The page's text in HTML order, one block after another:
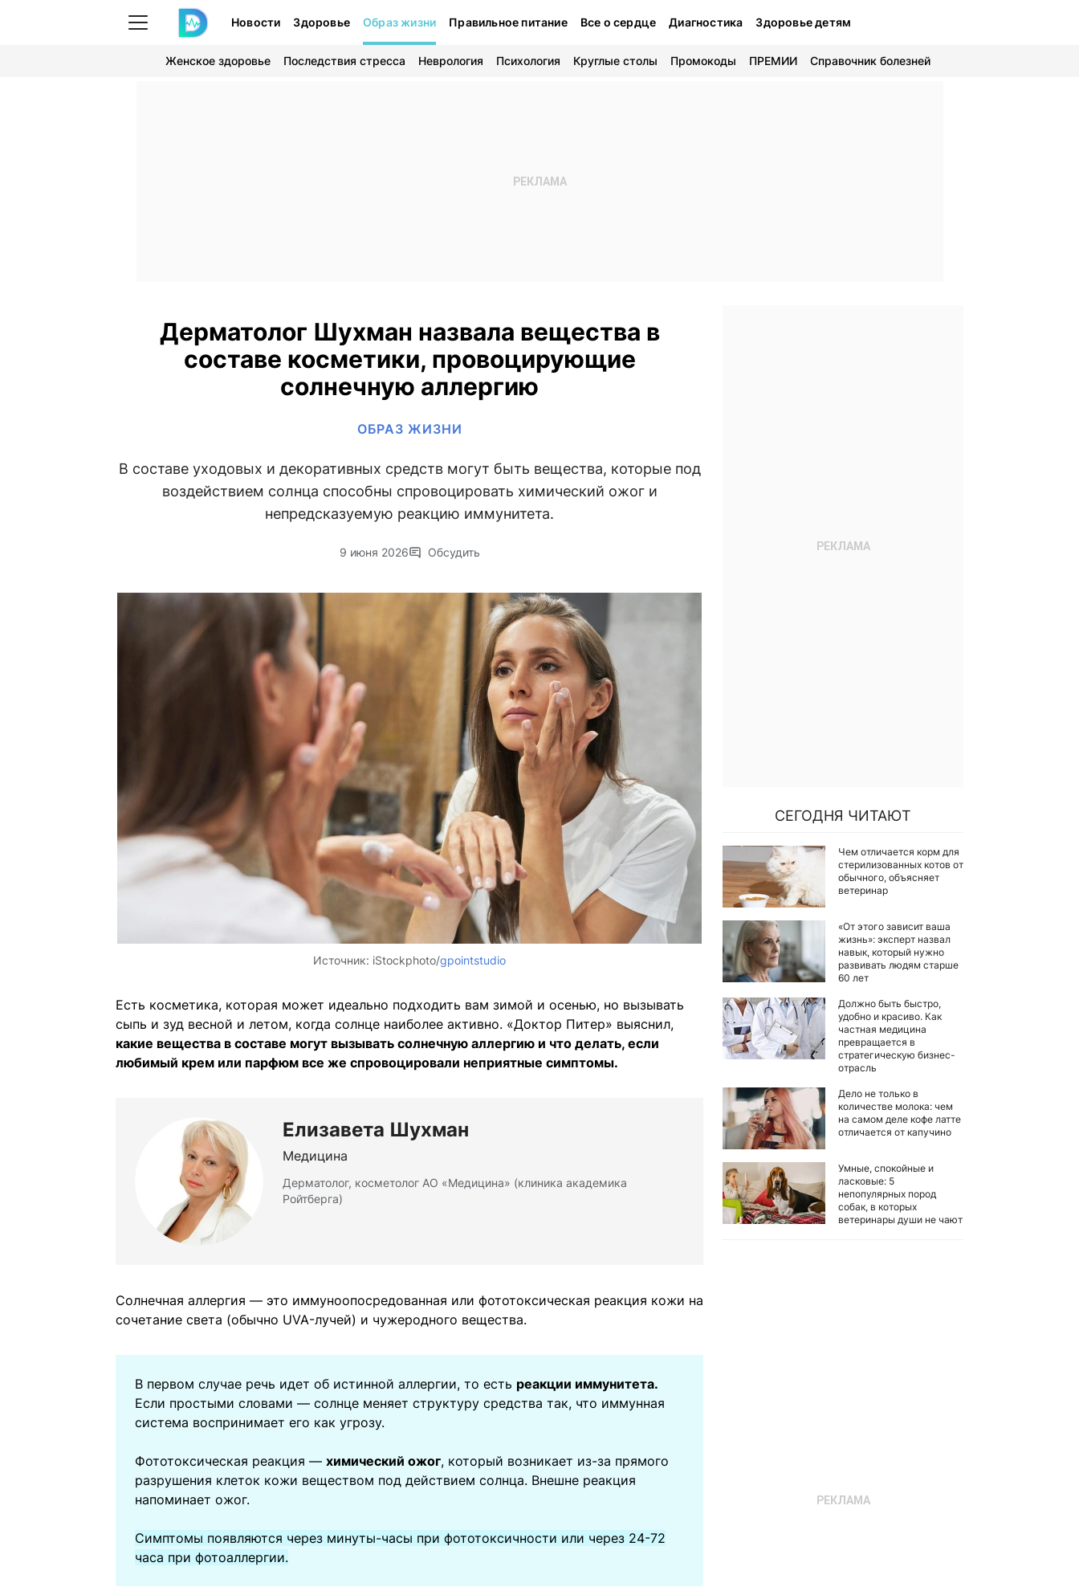
Новости Здоровье Образ жизни Правильное питание Все о сердце Диагностика Здоровье детям
Женское здоровье Последствия стресса Неврология Психология Круглые столы Промокоды ПРЕМИИ Справочник болезней
Дерматолог Шухман назвала вещества в
составе косметики, провоцирующие
солнечную аллергию
ОБРАЗ ЖИЗНИ
В составе уходовых и декоративных средств могут быть вещества, которые под
воздействием солнца способны спровоцировать химический ожог и
непредсказуемую реакцию иммунитета.
9 июня 2026 Обсудить
Источник: iStockphoto/gpointstudio
Есть косметика, которая может идеально подходить вам зимой и осенью, но вызывать
сыпь и зуд весной и летом, когда солнце наиболее активно. «Доктор Питер» выяснил,
какие вещества в составе могут вызывать солнечную аллергию и что делать, если
любимый крем или парфюм все же спровоцировали неприятные симптомы.
Елизавета Шухман
Медицина
Дерматолог, косметолог АО «Медицина» (клиника академика
Ройтберга)
Солнечная аллергия — это иммуноопосредованная или фототоксическая реакция кожи на
сочетание света (обычно UVA-лучей) и чужеродного вещества.
В первом случае речь идет об истинной аллергии, то есть реакции иммунитета.
Если простыми словами — солнце меняет структуру средства так, что иммунная
система воспринимает его как угрозу.
Фототоксическая реакция — химический ожог, который возникает из-за прямого
разрушения клеток кожи веществом под действием солнца. Внешне реакция
напоминает ожог.
Симптомы появляются через минуты-часы при фототоксичности или через 24-72
часа при фотоаллергии.
СЕГОДНЯ ЧИТАЮТ
Чем отличается корм для
стерилизованных котов от
обычного, объясняет
ветеринар
«От этого зависит ваша
жизнь»: эксперт назвал
навык, который нужно
развивать людям старше
60 лет
Должно быть быстро,
удобно и красиво. Как
частная медицина
превращается в
стратегическую бизнес-
отрасль
Дело не только в
количестве молока: чем
на самом деле кофе латте
отличается от капучино
Умные, спокойные и
ласковые: 5
непопулярных пород
собак, в которых
ветеринары души не чают